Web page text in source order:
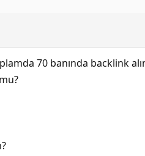
70 banında backlink